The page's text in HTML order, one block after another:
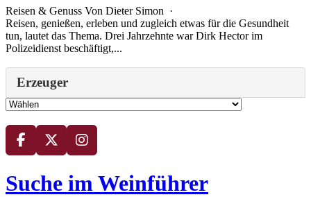
Reisen & Genuss Von Dieter Simon ·
Reisen, genießen, erleben und zugleich etwas für die Gesundheit
tun, lautet das Thema. Drei Jahrzehnte war Dirk Hector im
Polizeidienst beschäftigt,...
Erzeuger
Suche im Weinführer